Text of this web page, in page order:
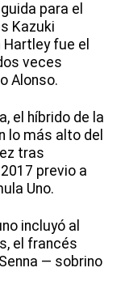
para el
Kazuki
fue el
veces
Alonso.
el híbrido de la
lo más alto del
tras
previo a
Uno.
incluyó al
el francés
— sobrino